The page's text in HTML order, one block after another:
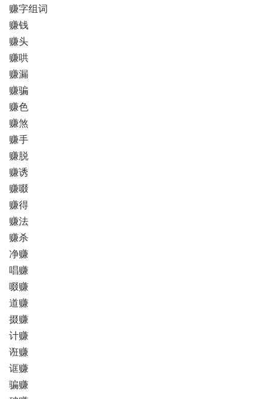
赚字组词
赚钱
赚头
赚哄
赚漏
赚骗
赚色
赚煞
赚手
赚脱
赚诱
赚啜
赚得
赚法
赚杀
净赚
唱赚
啜赚
道赚
掇赚
计赚
诳赚
诓赚
骗赚